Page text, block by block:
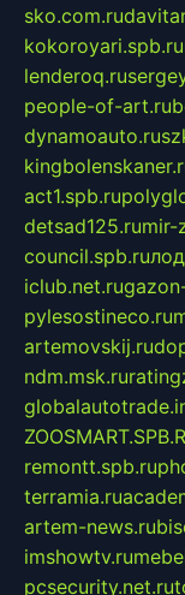
sko.com.ru
kokoroyari.spb.ru
lenderoq.ru
people-of-art.ru
dynamoauto.ru
act1.spb.ru
detsad125.rumir-
council.spb.ru
iclub.net.ru
pylesostineco.ru
artemovskij.ru
ndm.msk.ru
remontt.spb.ru
terramia.ru
artem-news.ru
imshowtv.ru
pcsecurity.net.ru